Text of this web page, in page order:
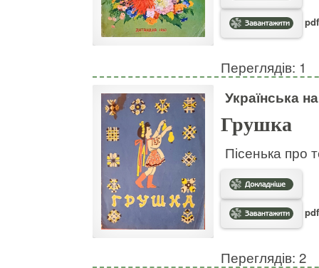
Переглядів: 1
Українська
Грушка
Пісенька про
Переглядів: 2